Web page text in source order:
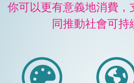
你可以更有意義地消費，
同推動社會可持